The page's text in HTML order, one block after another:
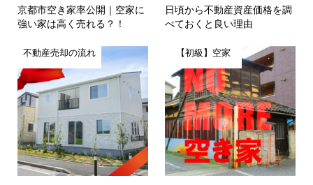
京都市空き家率公開｜空家に
強い家は高く売れる？！
日頃から不動産資産価格を調
べておくと良い理由
不動産売却の流れ 【初級】空家